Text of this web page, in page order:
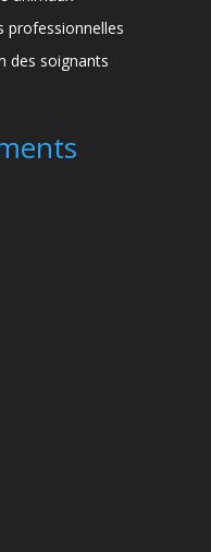
professionnelles
des soignants